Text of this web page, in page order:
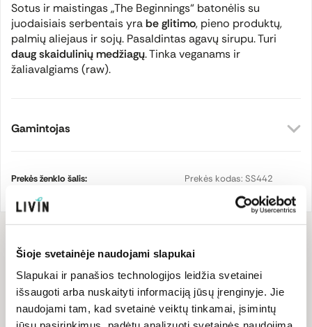
Šioje svetainėje naudojami slapukai
Slapukai ir panašios technologijos leidžia svetainei
išsaugoti arba nuskaityti informaciją jūsų įrenginyje. Jie
naudojami tam, kad svetainė veiktų tinkamai, įsimintų
Sotus ir maistingas „The Beginnings“ batonėlis su
juodaisiais serbentais yrabe glitimo, pieno produktų,
palmių aliejaus ir sojų. Pasaldintas agavų sirupu. Turi
daug skaidulinių medžiagų. Tinka veganams ir
žaliavalgiams (raw).
Gamintojas
Prekės ženklo šalis:
Prekės kodas: SS442
Sudėtis
Sudedamosios dalys: datulės,avižiniaidribsniai be glitimo,
juodųjų serbentų cukatos 13% (juodieji serbentai,
cukrus),migdolai
, kokosų drožlės, juodųjų serbentų sulčių
koncentratas, raudonųjų serbentų sulčių koncentratas, agavų